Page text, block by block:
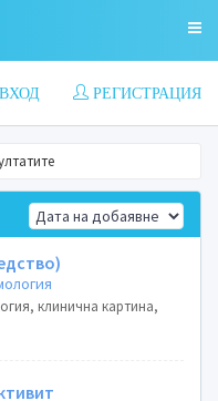
РЕГИСТРАЦИЯ
ВХОД
клинична картина,